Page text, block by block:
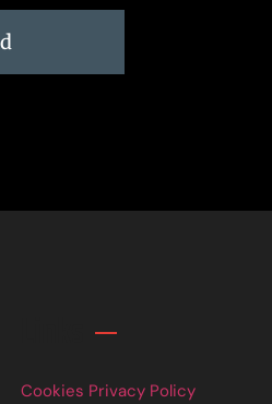
Cookies Privacy Policy